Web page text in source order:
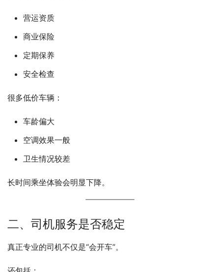
营运资质
商业保险
定期保养
安全检查
很多低价车辆：
车龄偏大
空调效果一般
卫生情况较差
长时间乘坐体验会明显下降。
二、司机服务是否稳定
真正专业的司机不仅是“会开车”。